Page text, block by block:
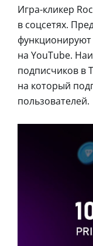
Игра-кликер
в соцсетях.
на YouTube.
подписчиков в
на который
пользователей.